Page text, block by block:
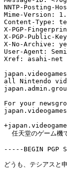
NNTP-Posting-
Mime-Version:
Content-Type:
X-PGP-
X-PGP-Public-
X-No-Archive:
User-Agent:
Xref: asahi-net
all Nintendo
For your
japan.videogames.nintendo	Talk about all Nintendo
任天堂のゲーム機
-----BEGIN PGP
どうも、テシアスと